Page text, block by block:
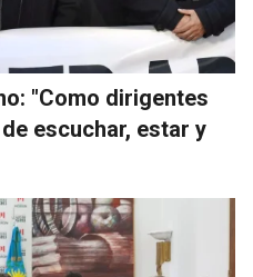
"Como dirigentes
escuchar, estar y